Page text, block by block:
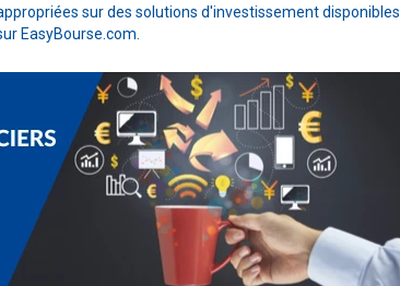
sur des solutions d'investissement disponibles
EasyBourse.com.